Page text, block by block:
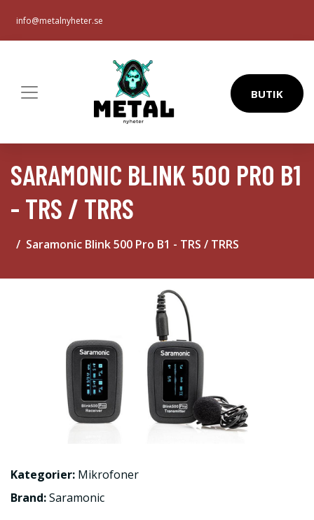
info@metalnyheter.se
BUTIK
SARAMONIC BLINK 500 PRO B1
- TRS / TRRS
Saramonic Blink 500 Pro B1 - TRS / TRRS
Kategorier: Mikrofoner
Brand:Saramonic